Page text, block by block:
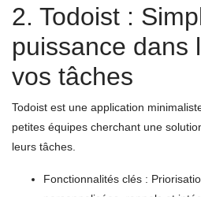
2. Todoist :
puissance dans
vos tâches
Todoist est une application
petites équipes cherchant une
leurs tâches.
Fonctionnalités clés :